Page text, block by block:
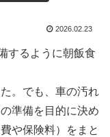
2026.02.23
するように朝飯食
。でも、車の汚れ
準備を目的に決め
や保険料）をまと